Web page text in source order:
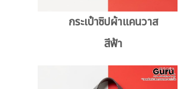
กระเป๋าซิปผ้าแคนวาส
สีฟ้า